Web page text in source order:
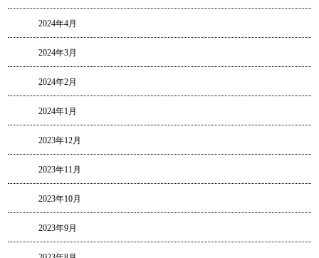
2024年4月
2024年3月
2024年2月
2024年1月
2023年12月
2023年11月
2023年10月
2023年9月